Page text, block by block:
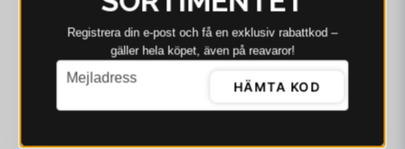
Registrera din e‑post och få en exklusiv rabattkod –
gäller hela köpet, även på reavaror!
email
Mejladress
HÄMTA KOD